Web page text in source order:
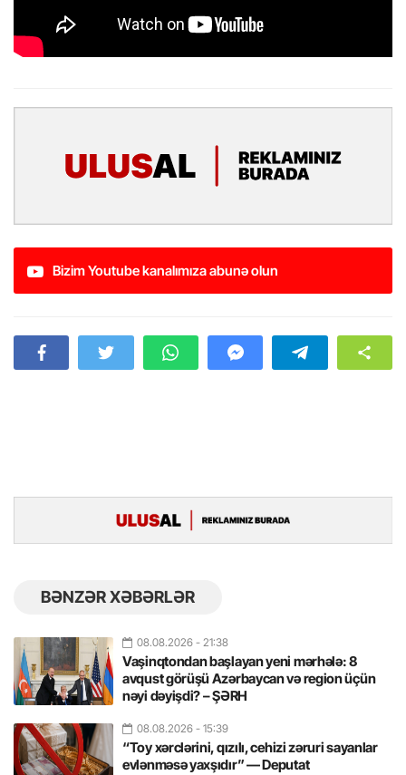
Bizim Youtube kanalımıza abunə olun
BƏNZƏR XƏBƏRLƏR
08.08.2026 - 21:38
Vaşinqtondan başlayan yeni mərhələ: 8
avqust görüşü Azərbaycan və region üçün
nəyi dəyişdi? – ŞƏRH
08.08.2026 - 15:39
“Toy xərclərini, qızılı, cehizi zəruri sayanlar
evlənməsə yaxşıdır” — Deputat